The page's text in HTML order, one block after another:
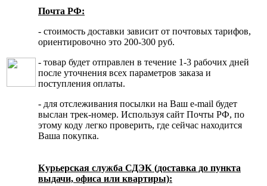
Почта РФ:
- стоимость доставки зависит от почтовых тарифов,
ориентировочно это 200-300 руб.
- товар будет отправлен в течение 1-3 рабочих дней
после уточнения всех параметров заказа и
поступления оплаты.
- для отслеживания посылки на Ваш e-mail будет
выслан трек-номер. Используя сайт Почты РФ, по
этому коду легко проверить, где сейчас находится
Ваша покупка.
Курьерская служба СДЭК (доставка до пункта
выдачи, офиса или квартиры):